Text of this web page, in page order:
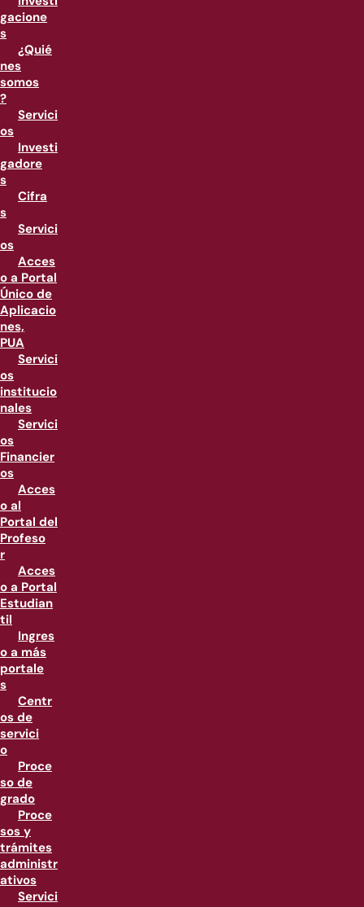
gacione
s
¿Quié
nes
somos
?
Servici
os
Investi
gadore
s
Cifra
s
Servici
os
Acces
o a Portal
Único de
Aplicacio
nes,
PUA
Servici
os
institucio
nales
Servici
os
Financier
os
Acces
o al
Portal del
Profeso
r
Acces
o a Portal
Estudian
til
Ingres
o a más
portale
s
Centr
os de
servici
o
Proce
so de
grado
Proce
sos y
trámites
administr
ativos
Servici